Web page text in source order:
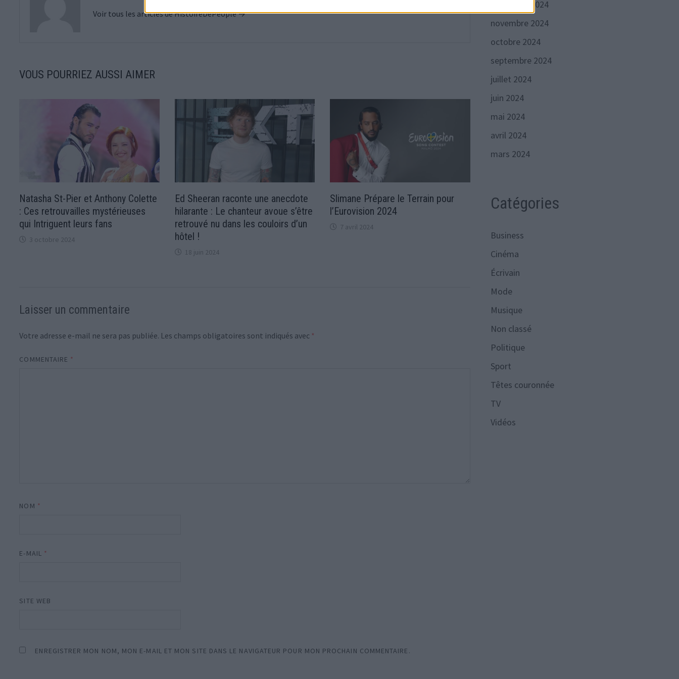
Voir tous les articles de HistoireDePeople →
VOUS POURRIEZ AUSSI AIMER
Natasha St-Pier et Anthony Colette
: Ces retrouvailles mystérieuses
qui Intriguent leurs fans
3 octobre 2024
Ed Sheeran raconte une anecdote
hilarante : Le chanteur avoue s’être
retrouvé nu dans les couloirs d’un
hôtel !
18 juin 2024
Slimane Prépare le Terrain pour
l’Eurovision 2024
7 avril 2024
Laisser un commentaire
Votre adresse e-mail ne sera pas publiée. Les champs obligatoires sont indiqués avec *
COMMENTAIRE *
NOM *
E-MAIL *
SITE WEB
ENREGISTRER MON NOM, MON E-MAIL ET MON SITE DANS LE NAVIGATEUR POUR MON PROCHAIN COMMENTAIRE.
décembre 2024
novembre 2024
octobre 2024
septembre 2024
juillet 2024
juin 2024
mai 2024
avril 2024
mars 2024
Catégories
Business
Cinéma
Écrivain
Mode
Musique
Non classé
Politique
Sport
Têtes couronnée
TV
Vidéos